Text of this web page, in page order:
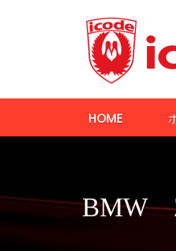
HOME
BMW